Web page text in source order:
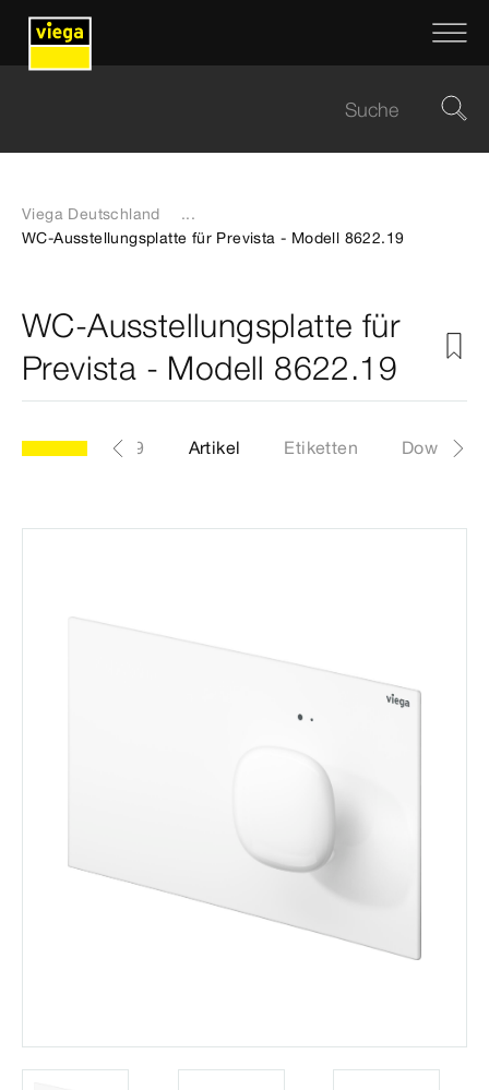
Viega Deutschland
...
WC-Ausstellungsplatte für Prevista - Modell 8622.19
WC-Ausstellungsplatte für
Prevista - Modell 8622.19
Modell 8622.19 Artikel Etiketten